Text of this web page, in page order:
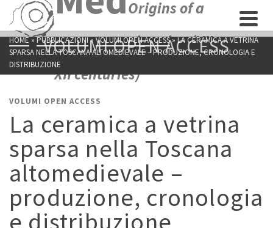
Origins of a
new economic union (VII-
XII centuries)
VOLUMI OPEN ACCESS
HOME»PUBBLICAZIONI»VOLUMI OPEN ACCESS»LA CERAMICA A VETRINA
SPARSA NELLA TOSCANA ALTOMEDIEVALE – PRODUZIONE, CRONOLOGIA E
DISTRIBUZIONE
VOLUMI OPEN ACCESS
La ceramica a vetrina
sparsa nella Toscana
altomedievale –
produzione, cronologia
e distribuzione